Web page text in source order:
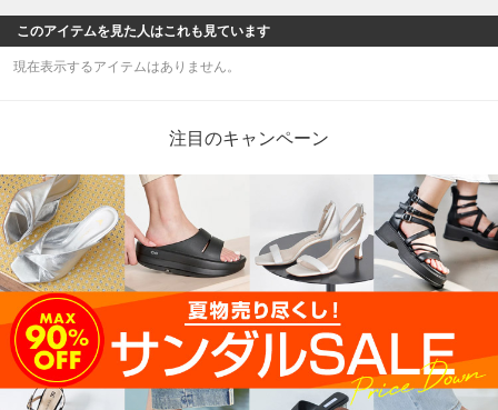
このアイテムを見た人はこれも見ています
現在表示するアイテムはありません。
注目のキャンペーン